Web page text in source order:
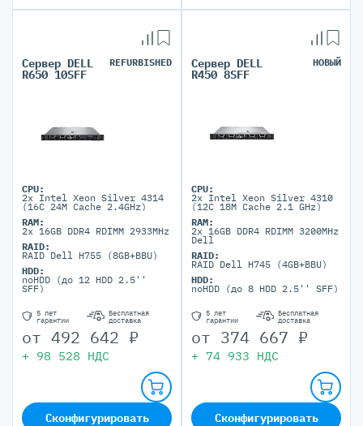
Сервер DELL
R650 10SFF
REFURBISHED
CPU:
2x Intel Xeon Silver 4314
(16C 24M Cache 2.4GHz)
RAM:
2x 16GB DDR4 RDIMM 2933MHz
RAID:
RAID Dell H755 (8GB+BBU)
HDD:
noHDD (до 12 HDD 2.5''
SFF)
5 лет
гарантии
Бесплатная
доставка
от 492 642 ₽
+ 98 528 НДС
Сконфигурировать
Сервер DELL
R450 8SFF
НОВЫЙ
CPU:
2x Intel Xeon Silver 4310
(12C 18M Cache 2.1 GHz)
RAM:
2x 16GB DDR4 RDIMM 3200MHz
Dell
RAID:
RAID Dell H745 (4GB+BBU)
HDD:
noHDD (до 8 HDD 2.5'' SFF)
5 лет
гарантии
Бесплатная
доставка
от 374 667 ₽
+ 74 933 НДС
Сконфигурировать